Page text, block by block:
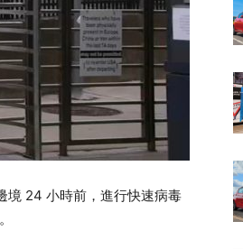
境 24 小時前，進行快速病毒